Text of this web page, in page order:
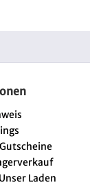
Laden